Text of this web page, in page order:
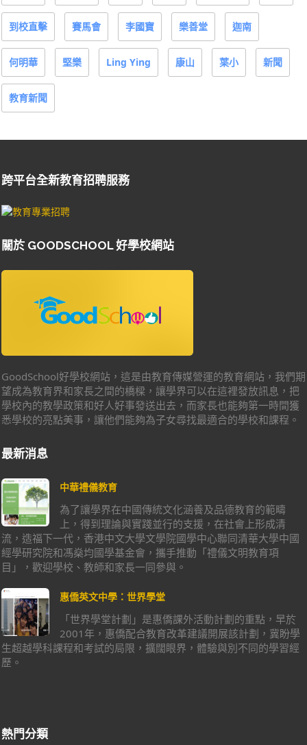
到校直擊 賽馬會 李國寶 樂善堂 迦南
何明華 堅樂 Ling Ying 康山 葉小 新聞
教育新聞
跨平台全新教育招聘服務
關於 GOODSCHOOL 好學校網站
GoodSchool好學校網站，這是由教育傳媒營運的教育網站，我們期
望成為教育界和家長之間的橋樑，讓學界可以在這裡發放訊息，把
學校內的教學政策和好人好事發送出去，而家長也能夠第一時間獲
悉學校的亮點美事，讓他們能夠為子女尋找最適合的學校和課程。
最新消息
中華禮儀教育
為了讓學界在中國傳統文化涵養及品德教育的範疇
上，得到理論與實踐並行的支援，在社會上形成清
流，造福下一代，香港中文大學文學院國學中心聯同清華大學中國
經學研究院和馮燊均國學基金會，攜手推動「禮儀文明教育項
目」，歡迎學校、教師和家長一同參與。
惠僑英文中學：世界學堂
「世界學堂計劃」是惠僑課外活動計劃的重點，早於
2001年，惠僑配合教育改革建議開展該計劃，冀盼學
生超越學科課程和考試的局限，擴闊眼界，體驗與別不同的學習經
歷。
熱門分類